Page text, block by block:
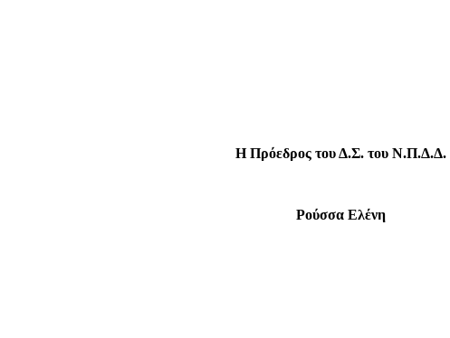
Η Πρόεδρος του Δ.Σ. του Ν.Π.Δ.Δ.
Ρούσσα Ελένη